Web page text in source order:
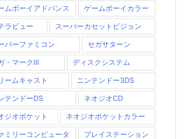
ムボーイアドバンス ゲームボーイカラー
ラビュー スーパーカセットビジョン
パーファミコン セガサターン
・マークⅢ ディスクシステム
ームキャスト ニンテンドー3DS
テンドーDS ネオジオCD
ジオポケット ネオジオポケットカラー
ミリーコンピュータ プレイステーション